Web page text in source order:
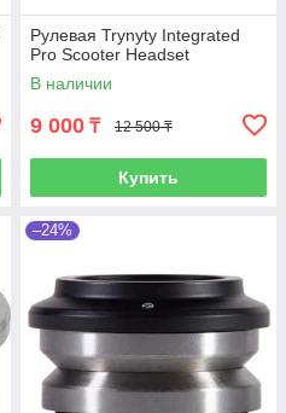
Рулевая Trynyty Integrated
Pro Scooter Headset
В наличии
9 000 ₸ 12 500 ₸
Купить
–24%